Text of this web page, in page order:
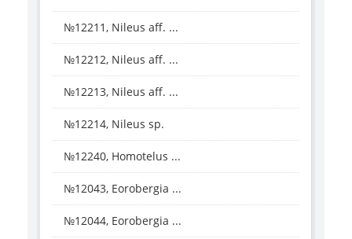
№12211, Nileus aff. ...
№12212, Nileus aff. ...
№12213, Nileus aff. ...
№12214, Nileus sp.
№12240, Homotelus ...
№12043, Eorobergia ...
№12044, Eorobergia ...